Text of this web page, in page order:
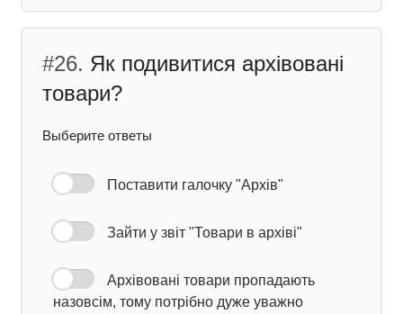
#26. Як подивитися архівовані
товари?
Выберите ответы
Поставити галочку "Архів"
Зайти у звіт "Товари в архіві"
Архівовані товари пропадають
назовсім, тому потрібно дуже уважно